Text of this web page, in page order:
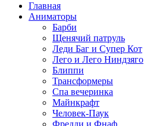
Главная
Аниматоры
Барби
Щенячий патруль
Леди Баг и Супер Кот
Лего и Лего Ниндзяго
Блиппи
Трансформеры
Спа вечеринка
Майнкрафт
Человек-Паук
Фредди и Фнаф